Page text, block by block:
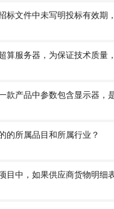
标文件中未写明投标有效期
算服务器，为保证技术质量
款产品中参数包含显示器，
的所属品目和所属行业？
目中，如果供应商货物明细